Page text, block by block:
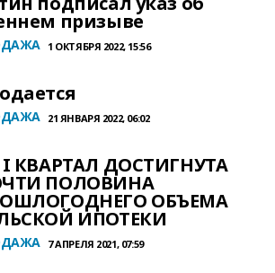
призыве
1 ОКТЯБРЯ 2022, 15:56
21 ЯНВАРЯ 2022, 06:02
I КВАРТАЛ ДОСТИГНУТА
ПОЛОВИНА
ОБЪЕМА
ИПОТЕКИ
7 АПРЕЛЯ 2021, 07:59